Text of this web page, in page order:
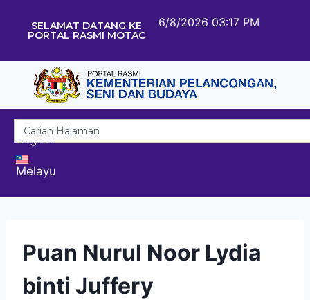
SELAMAT DATANG KE
PORTAL RASMI MOTAC
6/8/2026 03:17 PM
English
Melayu
Puan Nurul Noor Lydia
binti Juffery